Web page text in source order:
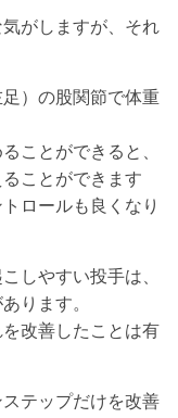
がしますが、それ
）の股関節で体重
ことができると、
ことができます
ロールも良くなり
しやすい投手は、
ります。
改善したことは有
テップだけを改善